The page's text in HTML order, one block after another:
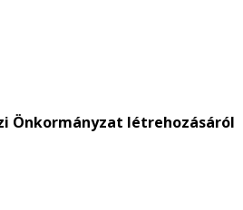
Önkormányzat létrehozásáról